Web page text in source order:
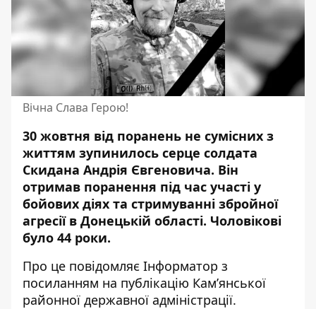
Вічна Слава Герою!
30 жовтня від поранень не сумісних з
життям зупинилось серце cолдата
Скидана Андрія Євгеновича. Він
отримав поранення під час участі у
бойових діях та стримуванні збройної
агресії в Донецькій області. Чоловікові
було 44 роки.
Про це повідомляє Інформатор з
посиланням на публікацію Кам’янської
районної державної адміністрації.